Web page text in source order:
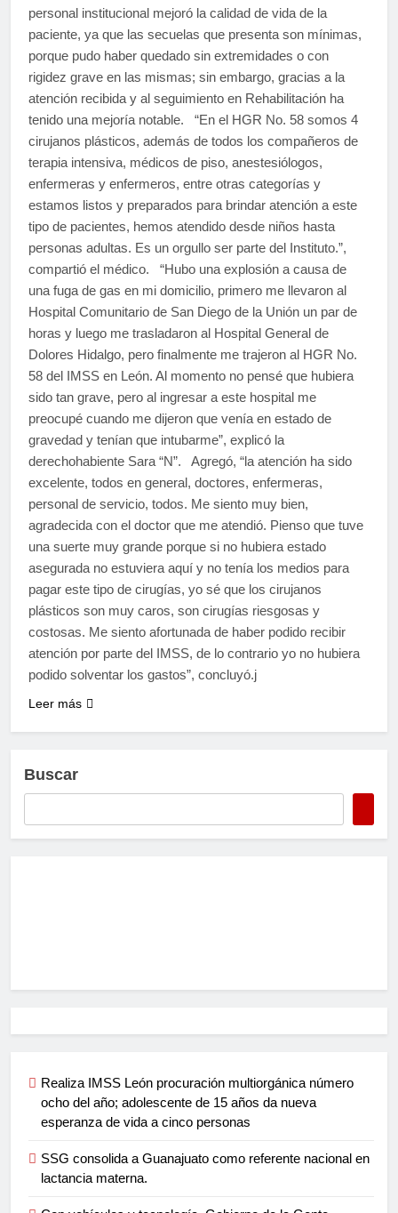
personal institucional mejoró la calidad de vida de la
paciente, ya que las secuelas que presenta son mínimas,
porque pudo haber quedado sin extremidades o con
rigidez grave en las mismas; sin embargo, gracias a la
atención recibida y al seguimiento en Rehabilitación ha
tenido una mejoría notable. “En el HGR No. 58 somos 4
cirujanos plásticos, además de todos los compañeros de
terapia intensiva, médicos de piso, anestesiólogos,
enfermeras y enfermeros, entre otras categorías y
estamos listos y preparados para brindar atención a este
tipo de pacientes, hemos atendido desde niños hasta
personas adultas. Es un orgullo ser parte del Instituto.”,
compartió el médico. “Hubo una explosión a causa de
una fuga de gas en mi domicilio, primero me llevaron al
Hospital Comunitario de San Diego de la Unión un par de
horas y luego me trasladaron al Hospital General de
Dolores Hidalgo, pero finalmente me trajeron al HGR No.
58 del IMSS en León. Al momento no pensé que hubiera
sido tan grave, pero al ingresar a este hospital me
preocupé cuando me dijeron que venía en estado de
gravedad y tenían que intubarme”, explicó la
derechohabiente Sara “N”. Agregó, “la atención ha sido
excelente, todos en general, doctores, enfermeras,
personal de servicio, todos. Me siento muy bien,
agradecida con el doctor que me atendió. Pienso que tuve
una suerte muy grande porque si no hubiera estado
asegurada no estuviera aquí y no tenía los medios para
pagar este tipo de cirugías, yo sé que los cirujanos
plásticos son muy caros, son cirugías riesgosas y
costosas. Me siento afortunada de haber podido recibir
atención por parte del IMSS, de lo contrario yo no hubiera
podido solventar los gastos”, concluyó.j
Leer más
Buscar
Realiza IMSS León procuración multiorgánica número
ocho del año; adolescente de 15 años da nueva
esperanza de vida a cinco personas
SSG consolida a Guanajuato como referente nacional en
lactancia materna.